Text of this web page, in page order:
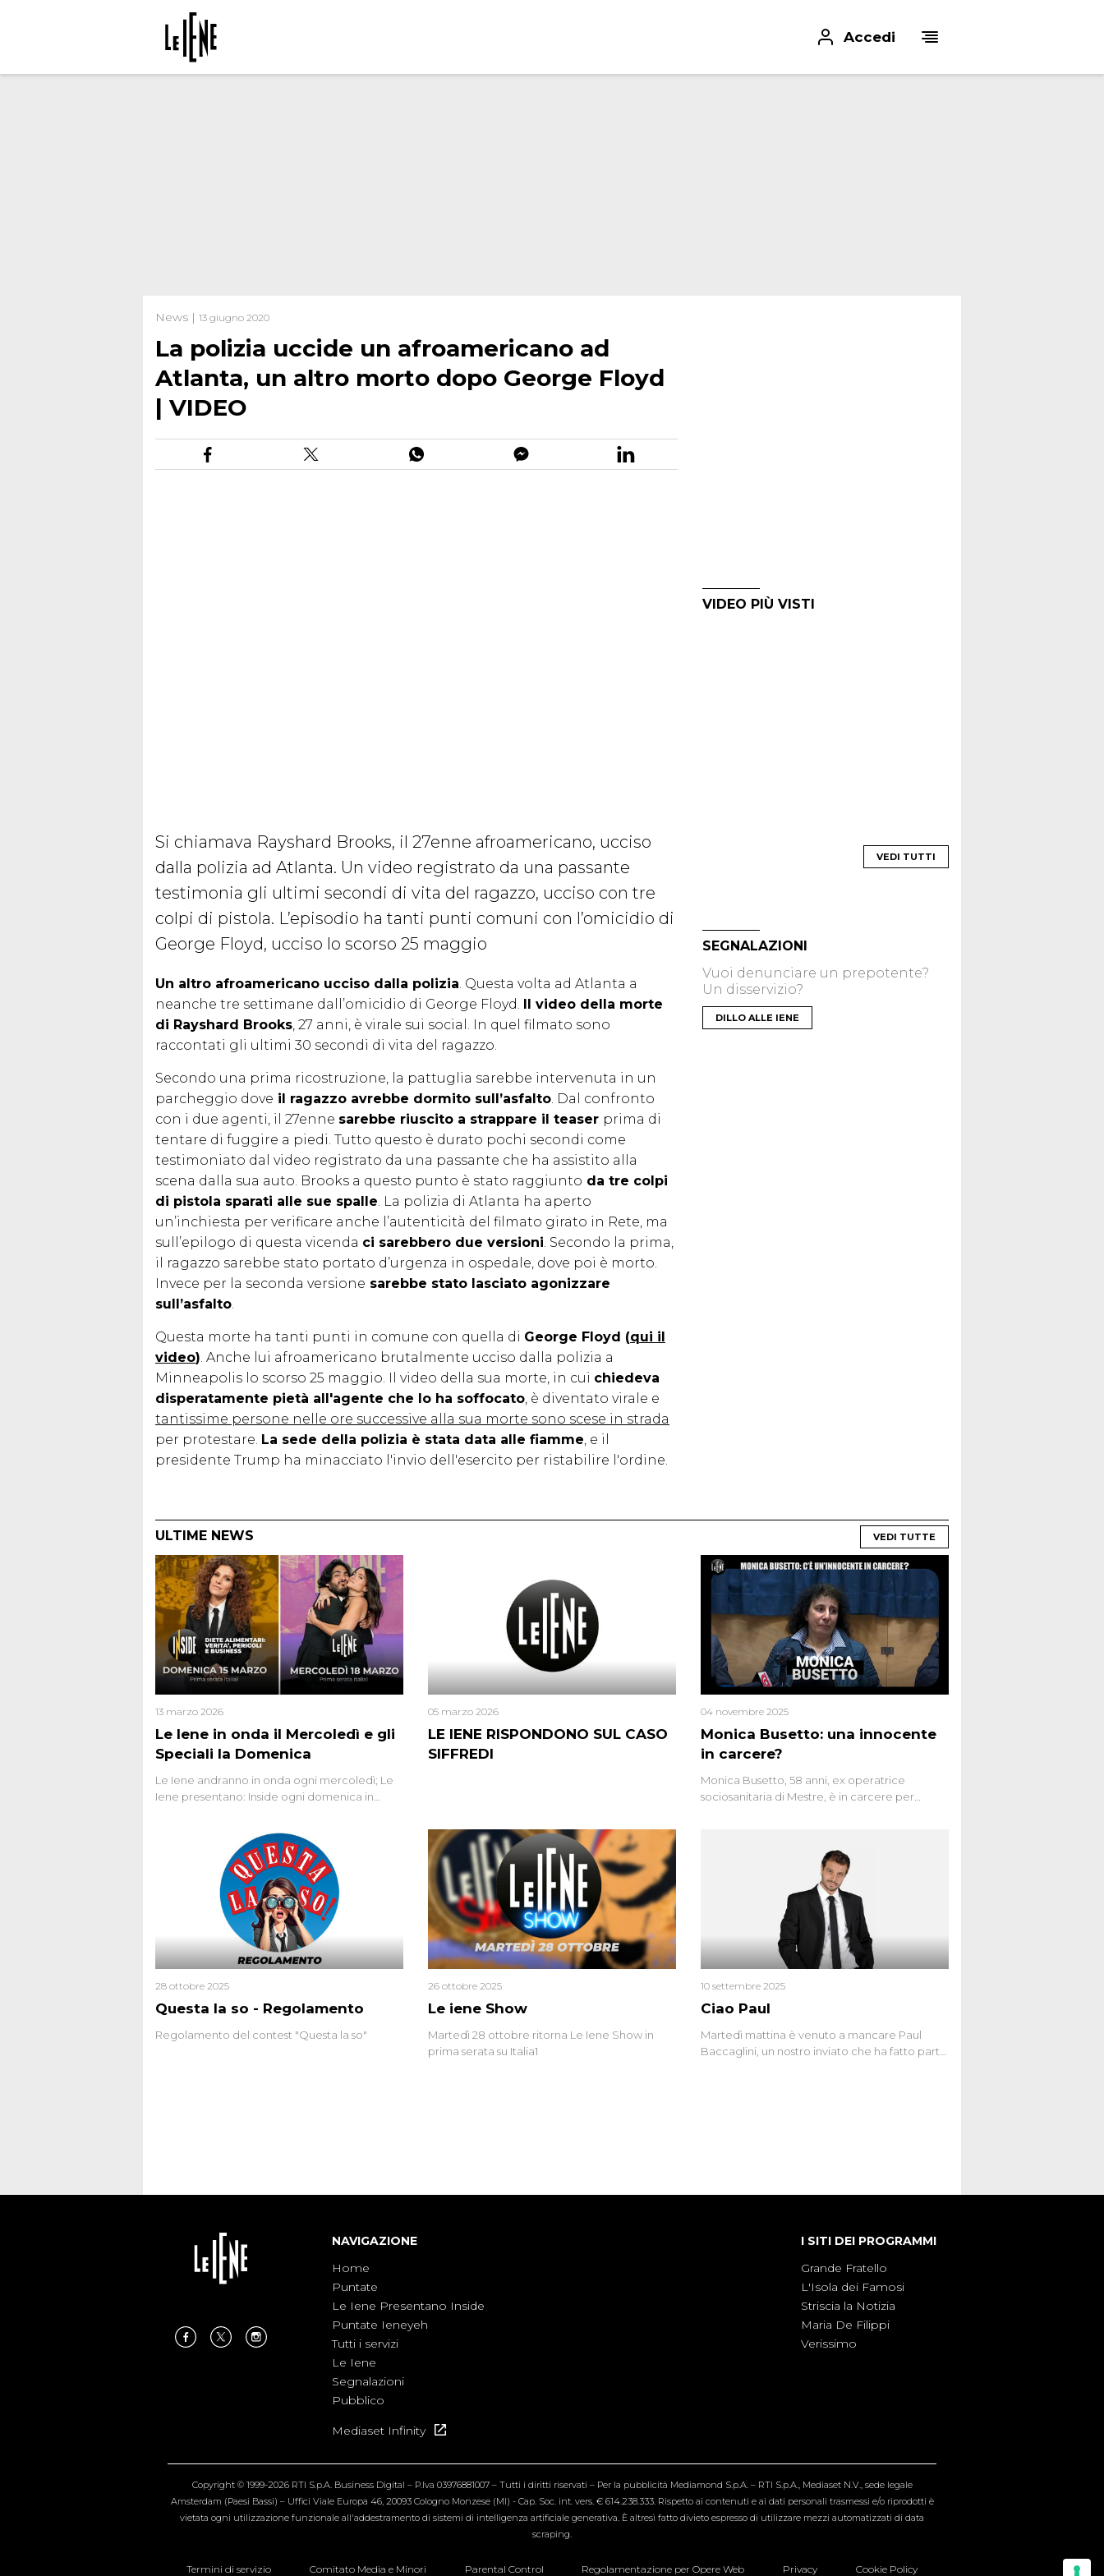
Accedi
News | 13 giugno 2020
La polizia uccide un afroamericano ad
Atlanta, un altro morto dopo George Floyd
| VIDEO
Si chiamava Rayshard Brooks, il 27enne afroamericano, ucciso
dalla polizia ad Atlanta. Un video registrato da una passante
testimonia gli ultimi secondi di vita del ragazzo, ucciso con tre
colpi di pistola. L’episodio ha tanti punti comuni con l’omicidio di
George Floyd, ucciso lo scorso 25 maggio
Un altro afroamericano ucciso dalla polizia . Questa volta ad Atlanta a
neanche tre settimane dall’omicidio di George Floyd. Il video della morte
di Rayshard Brooks , 27 anni, è virale sui social. In quel filmato sono
raccontati gli ultimi 30 secondi di vita del ragazzo.
Secondo una prima ricostruzione, la pattuglia sarebbe intervenuta in un
parcheggio dove il ragazzo avrebbe dormito sull’asfalto . Dal confronto
con i due agenti, il 27enne sarebbe riuscito a strappare il teaser prima di
tentare di fuggire a piedi. Tutto questo è durato pochi secondi come
testimoniato dal video registrato da una passante che ha assistito alla
scena dalla sua auto. Brooks a questo punto è stato raggiunto da tre colpi
di pistola sparati alle sue spalle . La polizia di Atlanta ha aperto
un’inchiesta per verificare anche l’autenticità del filmato girato in Rete, ma
sull’epilogo di questa vicenda ci sarebbero due versioni . Secondo la prima,
il ragazzo sarebbe stato portato d’urgenza in ospedale, dove poi è morto.
Invece per la seconda versione sarebbe stato lasciato agonizzare
sull’asfalto
Questa morte ha tanti punti in comune con quella di George Floyd (qui il
video) . Anche lui afroamericano brutalmente ucciso dalla polizia a
Minneapolis lo scorso 25 maggio. Il video della sua morte, in cui chiedeva
disperatamente pietà all'agente che lo ha soffocato , è diventato virale e
tantissime persone nelle ore successive alla sua morte sono scese in strada
per protestare. La sede della polizia è stata data alle fiamme , e il
presidente Trump ha minacciato l'invio dell'esercito per ristabilire l'ordine.
VIDEO PIÙ VISTI
VEDI TUTTI
SEGNALAZIONI
Vuoi denunciare un prepotente?
Un disservizio?
DILLO ALLE IENE
ULTIME NEWS VEDI TUTTE
Le Iene in onda il Mercoledì e gli
Speciali la Domenica
13 marzo 2026
Le Iene andranno in onda ogni mercoledì; Le
Iene presentano: Inside ogni domenica in
LE IENE RISPONDONO SUL CASO
SIFFREDI
05 marzo 2026
Monica Busetto: una innocente
in carcere?
04 novembre 2025
Monica Busetto, 58 anni, ex operatrice
sociosanitaria di Mestre, è in carcere per
Monica si proclama innocente. Nel 2015
un’altra donna confessa lo stesso delitto, poi
ritratta. Due colpevoli per un solo omicidio:
errore giudiziario o giustizia cieca?
Questa la so - Regolamento
28 ottobre 2025
Regolamento del contest "Questa la so"
Le iene Show
26 ottobre 2025
Martedì 28 ottobre ritorna Le Iene Show in
prima serata su Italia1
Ciao Paul
10 settembre 2025
Martedì mattina è venuto a mancare Paul
Baccaglini, un nostro inviato che ha fatto parte
NAVIGAZIONE
Home
Puntate
Le Iene Presentano Inside
Puntate Ieneyeh
Tutti i servizi
Le Iene
Segnalazioni
Pubblico
Mediaset Infinity
I SITI DEI PROGRAMMI
Grande Fratello
L'Isola dei Famosi
Striscia la Notizia
Maria De Filippi
Verissimo
Copyright © 1999-2026 RTI S.p.A. Business Digital – P.Iva 03976881007 – Tutti i diritti riservati – Per la pubblicità Mediamond S.p.A. – RTI S.p.A., Mediaset N.V., sede legale
Amsterdam (Paesi Bassi) – Uffici Viale Europa 46, 20093 Cologno Monzese (MI) - Cap. Soc. int. vers. € 614.238.333. Rispetto ai contenuti e ai dati personali trasmessi e/o riprodotti è
vietata ogni utilizzazione funzionale all'addestramento di sistemi di intelligenza artificiale generativa. È altresì fatto divieto espresso di utilizzare mezzi automatizzati di data
scraping.
Termini di servizio Comitato Media e Minori Parental Control Regolamentazione per Opere Web Privacy Cookie Policy